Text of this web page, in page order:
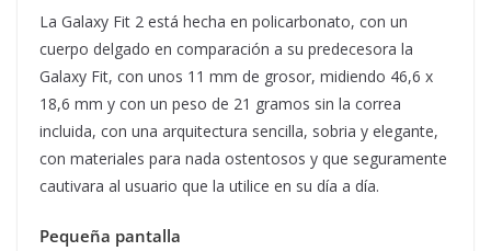
La Galaxy Fit 2 está hecha en policarbonato, con un
cuerpo delgado en comparación a su predecesora la
Galaxy Fit, con unos 11 mm de grosor, midiendo 46,6 x
18,6 mm y con un peso de 21 gramos sin la correa
incluida, con una arquitectura sencilla, sobria y elegante,
con materiales para nada ostentosos y que seguramente
cautivara al usuario que la utilice en su día a día.
Pequeña pantalla